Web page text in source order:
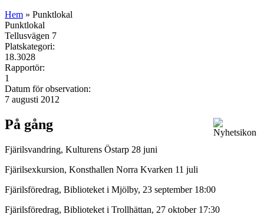
Hem » Punktlokal
Punktlokal
Tellusvägen 7
Platskategori:
18.3028
Rapportör:
1
Datum för observation:
7 augusti 2012
På gång
Fjärilsvandring, Kulturens Östarp 28 juni
Fjärilsexkursion, Konsthallen Norra Kvarken 11 juli
Fjärilsföredrag, Biblioteket i Mjölby, 23 september 18:00
Fjärilsföredrag, Biblioteket i Trollhättan, 27 oktober 17:30